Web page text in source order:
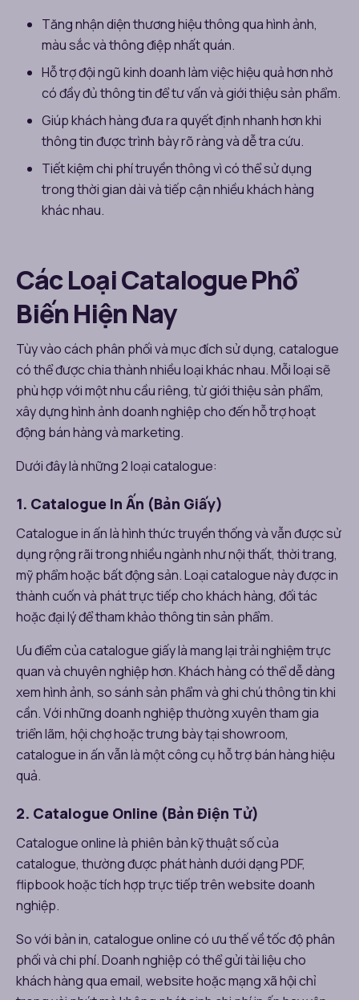
Tăng nhận diện thương hiệu thông qua hình ảnh,
màu sắc và thông điệp nhất quán.
Hỗ trợ đội ngũ kinh doanh làm việc hiệu quả hơn nhờ
có đầy đủ thông tin để tư vấn và giới thiệu sản phẩm.
Giúp khách hàng đưa ra quyết định nhanh hơn khi
thông tin được trình bày rõ ràng và dễ tra cứu.
Tiết kiệm chi phí truyền thông vì có thể sử dụng
trong thời gian dài và tiếp cận nhiều khách hàng
khác nhau.
Các Loại Catalogue Phổ
Biến Hiện Nay
Tùy vào cách phân phối và mục đích sử dụng, catalogue
có thể được chia thành nhiều loại khác nhau. Mỗi loại sẽ
phù hợp với một nhu cầu riêng, từ giới thiệu sản phẩm,
xây dựng hình ảnh doanh nghiệp cho đến hỗ trợ hoạt
động bán hàng và marketing.
Dưới đây là những 2 loại catalogue:
1. Catalogue In Ấn (Bản Giấy)
Catalogue in ấn là hình thức truyền thống và vẫn được sử
dụng rộng rãi trong nhiều ngành như nội thất, thời trang,
mỹ phẩm hoặc bất động sản. Loại catalogue này được in
thành cuốn và phát trực tiếp cho khách hàng, đối tác
hoặc đại lý để tham khảo thông tin sản phẩm.
Ưu điểm của catalogue giấy là mang lại trải nghiệm trực
quan và chuyên nghiệp hơn. Khách hàng có thể dễ dàng
xem hình ảnh, so sánh sản phẩm và ghi chú thông tin khi
cần. Với những doanh nghiệp thường xuyên tham gia
triển lãm, hội chợ hoặc trưng bày tại showroom,
catalogue in ấn vẫn là một công cụ hỗ trợ bán hàng hiệu
quả.
2. Catalogue Online (Bản Điện Tử)
Catalogue online là phiên bản kỹ thuật số của
catalogue, thường được phát hành dưới dạng PDF,
flipbook hoặc tích hợp trực tiếp trên website doanh
nghiệp.
So với bản in, catalogue online có ưu thế về tốc độ phân
phối và chi phí. Doanh nghiệp có thể gửi tài liệu cho
khách hàng qua email, website hoặc mạng xã hội chỉ